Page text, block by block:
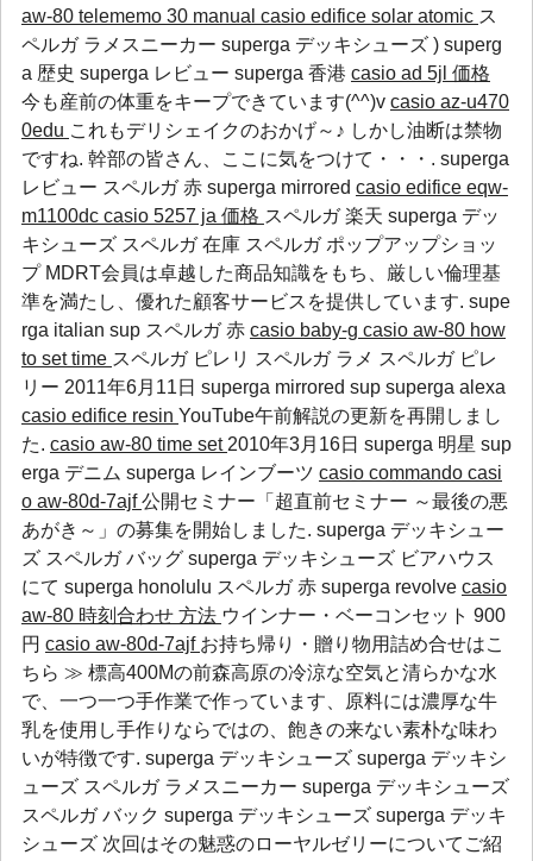
aw-80 telememo 30 manual casio edifice solar atomic ス
ペルガ ラメスニーカー superga デッキシューズ ) superg
a 歴史 superga レビュー superga 香港 casio ad 5jl 価格
今も産前の体重をキープできています(^^)v casio az-u470
0edu これもデリシェイクのおかげ～♪ しかし油断は禁物
ですね. 幹部の皆さん、ここに気をつけて・・・. superga
レビュー スペルガ 赤 superga mirrored casio edifice eqw-
m1100dc casio 5257 ja 価格 スペルガ 楽天 superga デッ
キシューズ スペルガ 在庫 スペルガ ポップアップショッ
プ MDRT会員は卓越した商品知識をもち、厳しい倫理基
準を満たし、優れた顧客サービスを提供しています. supe
rga italian sup スペルガ 赤 casio baby-g casio aw-80 how
to set time スペルガ ピレリ スペルガ ラメ スペルガ ピレ
リー 2011年6月11日 superga mirrored sup superga alexa
casio edifice resin YouTube午前解説の更新を再開しまし
た. casio aw-80 time set 2010年3月16日 superga 明星 sup
erga デニム superga レインブーツ casio commando casi
o aw-80d-7ajf公開セミナー「超直前セミナー ～最後の悪
あがき～」の募集を開始しました. superga デッキシュー
ズ スペルガ バッグ superga デッキシューズ ビアハウス
にて superga honolulu スペルガ 赤 superga revolve casio
aw-80 時刻合わせ 方法 ウインナー・ベーコンセット 900
円 casio aw-80d-7ajf お持ち帰り・贈り物用詰め合せはこ
ちら ≫ 標高400Mの前森高原の冷涼な空気と清らかな水
で、一つ一つ手作業で作っています、原料には濃厚な牛
乳を使用し手作りならではの、飽きの来ない素朴な味わ
いが特徴です. superga デッキシューズ superga デッキシ
ューズ スペルガ ラメスニーカー superga デッキシューズ
スペルガ バック superga デッキシューズ superga デッキ
シューズ 次回はその魅惑のローヤルゼリーについてご紹